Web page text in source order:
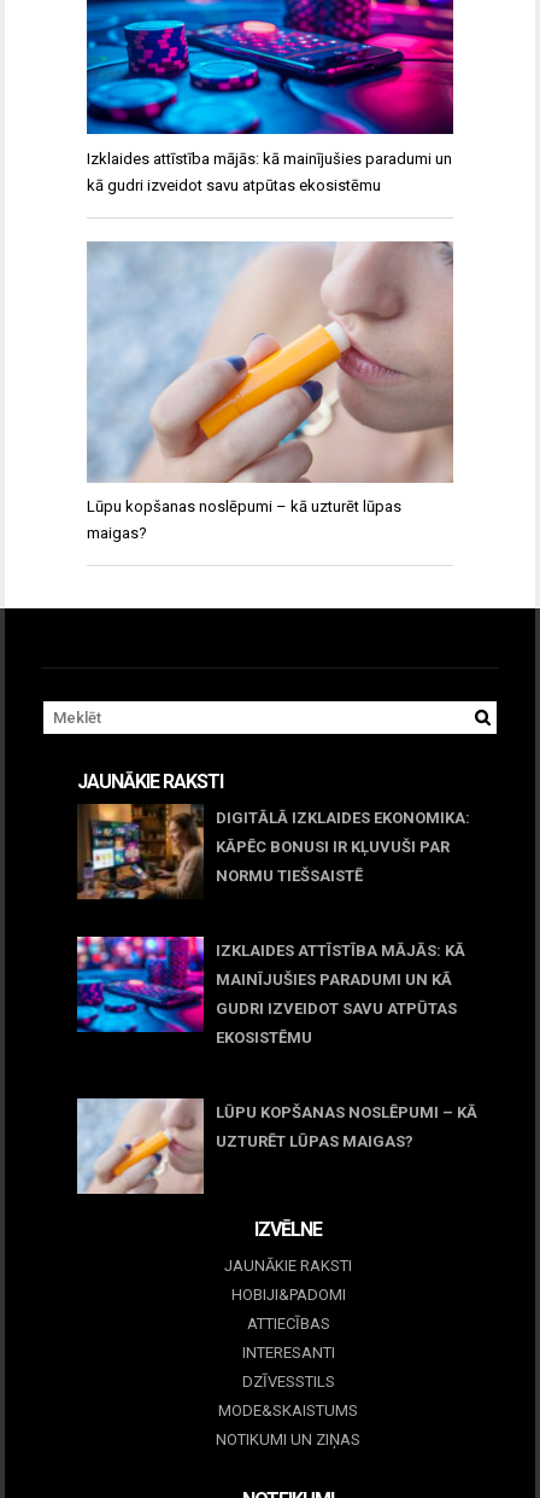
Izklaides attīstība mājās: kā mainījušies paradumi un
kā gudri izveidot savu atpūtas ekosistēmu
Lūpu kopšanas noslēpumi – kā uzturēt lūpas
maigas?
JAUNĀKIE RAKSTI
DIGITĀLĀ IZKLAIDES EKONOMIKA:
KĀPĒC BONUSI IR KĻUVUŠI PAR
NORMU TIEŠSAISTĒ
IZKLAIDES ATTĪSTĪBA MĀJĀS: KĀ
MAINĪJUŠIES PARADUMI UN KĀ
GUDRI IZVEIDOT SAVU ATPŪTAS
EKOSISTĒMU
LŪPU KOPŠANAS NOSLĒPUMI – KĀ
UZTURĒT LŪPAS MAIGAS?
IZVĒLNE
JAUNĀKIE RAKSTI
HOBIJI&PADOMI
ATTIECĪBAS
INTERESANTI
DZĪVESSTILS
MODE&SKAISTUMS
NOTIKUMI UN ZIŅAS